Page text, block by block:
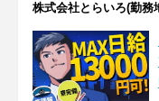
株式会社とらいろ(勤務